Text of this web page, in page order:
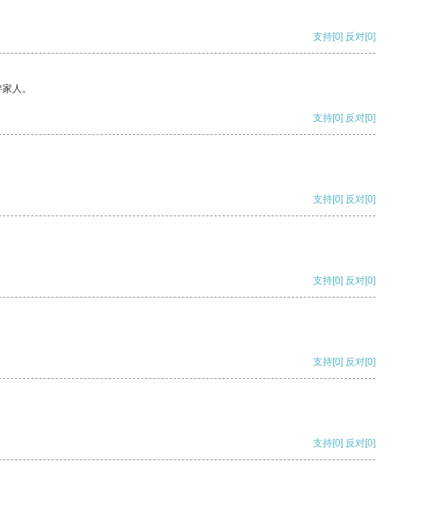
支持[0] 反对[0]
人。
支持[0] 反对[0]
支持[0] 反对[0]
支持[0] 反对[0]
支持[0] 反对[0]
支持[0] 反对[0]